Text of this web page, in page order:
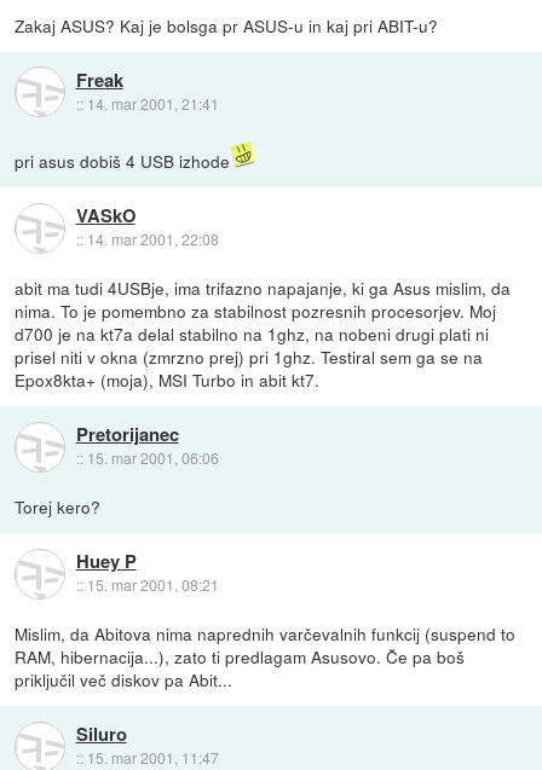
Zakaj ASUS? Kaj je bolsga pr ASUS-u in kaj pri ABIT-u?
Freak
:: 14. mar 2001, 21:41
pri asus dobiš 4 USB izhode
VASkO
:: 14. mar 2001, 22:08
abit ma tudi 4USBje, ima trifazno napajanje, ki ga Asus mislim, da
nima. To je pomembno za stabilnost pozresnih procesorjev. Moj
d700 je na kt7a delal stabilno na 1ghz, na nobeni drugi plati ni
prisel niti v okna (zmrzno prej) pri 1ghz. Testiral sem ga se na
Epox8kta+ (moja), MSI Turbo in abit kt7.
Pretorijanec
:: 15. mar 2001, 06:06
Torej kero?
Huey P
:: 15. mar 2001, 08:21
Mislim, da Abitova nima naprednih varčevalnih funkcij (suspend to
RAM, hibernacija...), zato ti predlagam Asusovo. Če pa boš
priključil več diskov pa Abit...
Siluro
:: 15. mar 2001, 11:47